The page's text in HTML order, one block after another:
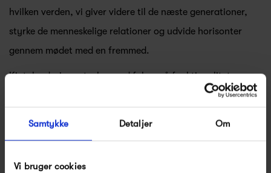
Samtykke Detaljer Om
Vi bruger cookies
hvilken verden, vi giver videre til de næste generationer,
styrke de menneskelige relationer og udvide horisonter
gennem mødet med en fremmed.
Kintobe designer tasker med fokus på funktionalitet og
praktik. Der anvendes slidstærke tekstiler og tænkes på